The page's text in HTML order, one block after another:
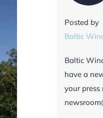
Posted by
Baltic
Baltic
have a
your press